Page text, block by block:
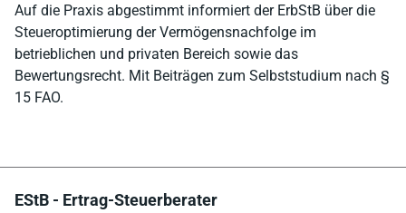
Auf die Praxis abgestimmt informiert der ErbStB über die
Steueroptimierung der Vermögensnachfolge im
betrieblichen und privaten Bereich sowie das
Bewertungsrecht. Mit Beiträgen zum Selbststudium nach §
15 FAO.
EStB - Ertrag-Steuerberater